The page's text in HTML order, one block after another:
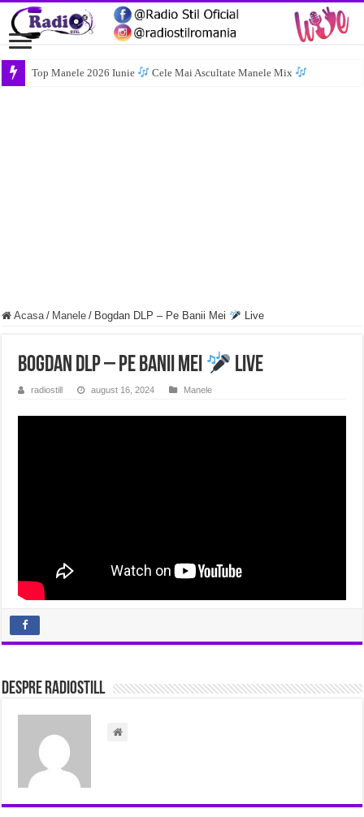
Top Manele 2026 Iunie Cele Mai Ascultate Manele Mix
Acasa / Manele / Bogdan DLP – Pe Banii Mei Live
Bogdan DLP – Pe Banii Mei Live
radiostill august 16, 2024 Manele
Despre radiostill